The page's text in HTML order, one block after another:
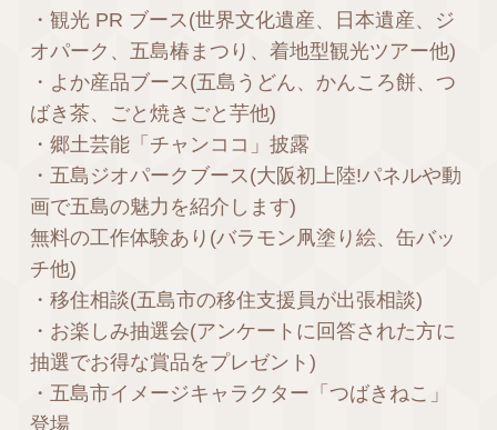
・観光 PR ブース(世界文化遺産、日本遺産、ジ
オパーク、五島椿まつり、着地型観光ツアー他)
・よか産品ブース(五島うどん、かんころ餅、つ
ばき茶、ごと焼きごと芋他)
・郷土芸能「チャンココ」披露
・五島ジオパークブース(大阪初上陸!パネルや動
画で五島の魅力を紹介します)
無料の工作体験あり(バラモン凧塗り絵、缶バッ
チ他)
・移住相談(五島市の移住支援員が出張相談)
・お楽しみ抽選会(アンケートに回答された方に
抽選でお得な賞品をプレゼント)
・五島市イメージキャラクター「つばきねこ」
登場